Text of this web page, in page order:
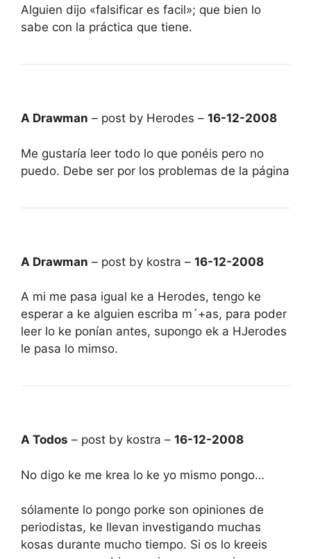
Alguien dijo «falsificar es facil»; que bien lo
sabe con la práctica que tiene.
A Drawman – post by Herodes – 16-12-2008
Me gustaría leer todo lo que ponéis pero no
puedo. Debe ser por los problemas de la página
A Drawman – post by kostra – 16-12-2008
A mi me pasa igual ke a Herodes, tengo ke
esperar a ke alguien escriba m´+as, para poder
leer lo ke ponían antes, supongo ek a HJerodes
le pasa lo mimso.
A Todos – post by kostra – 16-12-2008
No digo ke me krea lo ke yo mismo pongo…
sólamente lo pongo porke son opiniones de
periodistas, ke llevan investigando muchas
kosas durante mucho tiempo. Si os lo kreeis